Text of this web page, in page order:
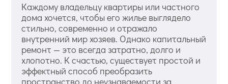
Каждому владельцу квартиры или частного
дома хочется, чтобы его жилье выглядело
стильно, современно и отражало
внутренний мир хозяев. Однако капитальный
ремонт — это всегда затратно, долго и
хлопотно. К счастью, существует простой и
эффектный способ преобразить
пространство до неузнаваемости за